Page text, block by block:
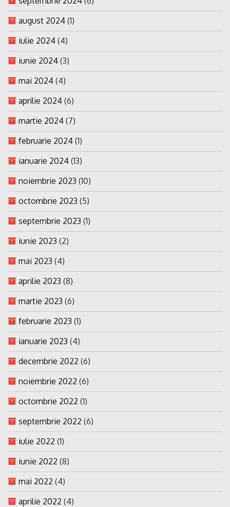
august 2024 (1)
iulie 2024 (4)
iunie 2024 (3)
mai 2024 (4)
aprilie 2024 (6)
martie 2024 (7)
februarie 2024 (1)
ianuarie 2024 (13)
noiembrie 2023 (10)
octombrie 2023 (5)
septembrie 2023 (1)
iunie 2023 (2)
mai 2023 (4)
aprilie 2023 (8)
martie 2023 (6)
februarie 2023 (1)
ianuarie 2023 (4)
decembrie 2022 (6)
noiembrie 2022 (6)
octombrie 2022 (1)
septembrie 2022 (6)
iulie 2022 (1)
iunie 2022 (8)
mai 2022 (4)
aprilie 2022 (4)